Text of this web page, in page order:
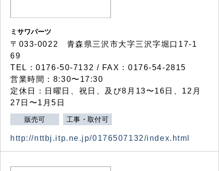
ミサワパーツ
〒033-0022 青森県三沢市大字三沢字堀口17-1
69
TEL：0176-50-7132 / FAX：0176-54-2815
営業時間：8:30〜17:30
定休日：日曜日、祝日、及び8月13〜16日、12月
27日〜1月5日
販売可 工事・取付可
http://nttbj.itp.ne.jp/0176507132/index.html